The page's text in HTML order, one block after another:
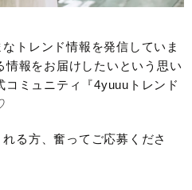
トレンド情報を発信していま
報をお届けしたいという思い
ミュニティ『4yuuuトレンド
る方、奮ってご応募くださ